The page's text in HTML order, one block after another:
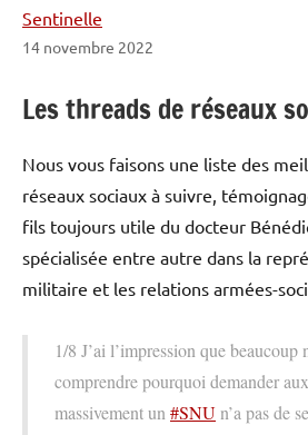
Sentinelle
14 novembre 2022
Les threads de réseaux
Nous vous faisons une liste des
réseaux sociaux à suivre,
fils toujours utile du docteur
spécialisée entre autre dans la
militaire et les relations armées-
1/8 J’ai l’impression que beaucoup
comprendre pourquoi demander
massivement un #SNUn’a pas de